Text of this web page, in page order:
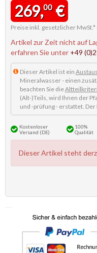
269,00€
Preise inkl. gesetzlicher MwSt.*
Artikel zur Zeit nicht auf
erfahren Sie unter +49
Dieser Artikel ist ein
Mineralwasser - einen
beachten Sie die
(Alt-)Teils, wird Ihnen der
und -prüfung - erstattet.
Kostenloser
Versand (DE)
100%
Qualität
Dieser Artikel steht